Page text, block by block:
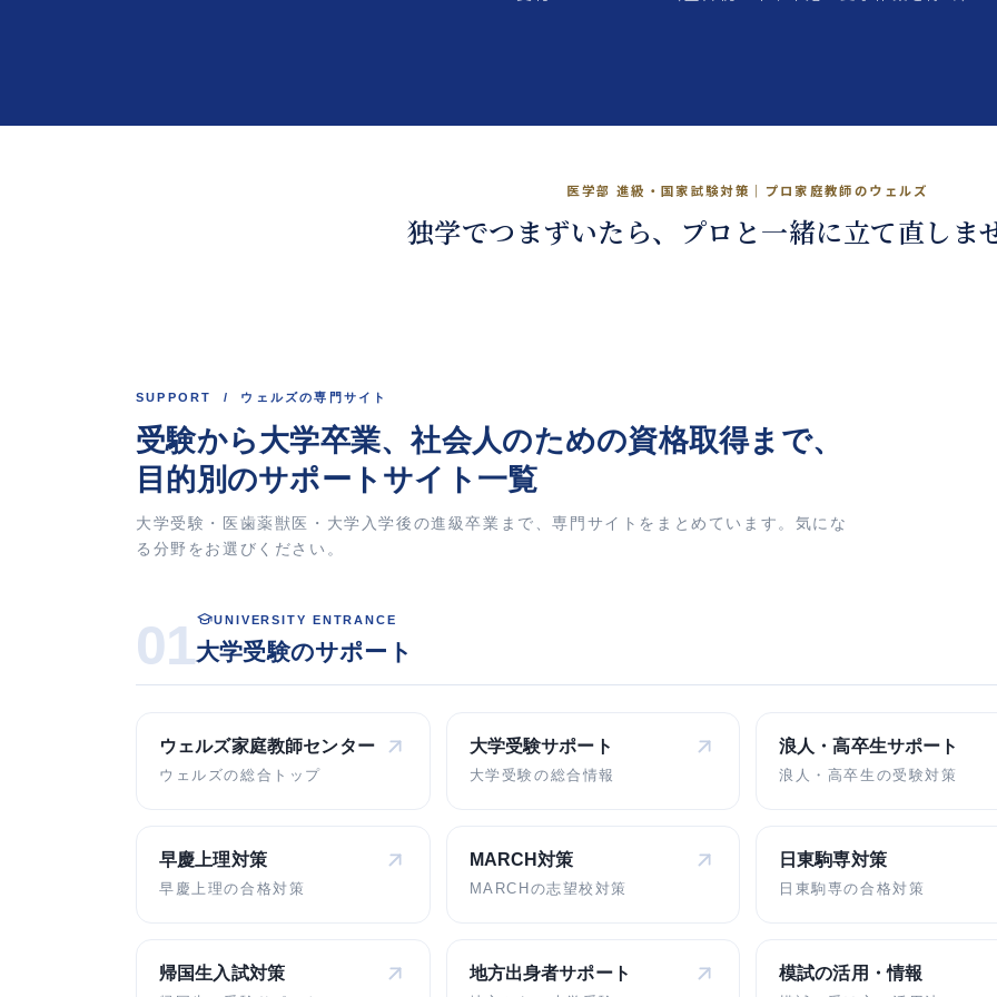
医学部 進級・国家試験対策｜プロ家庭教師のウェルズ
独学でつまずいたら、プロと一緒に立て直しま
進級も、国試も、プロと。
くわしく見る →
SUPPORT / ウェルズの専門サイト
受験から大学卒業、社会人のための資格取得まで、
目的別のサポートサイト一覧
大学受験・医歯薬獣医・大学入学後の進級卒業まで、専門サイトをまとめています。気にな
る分野をお選びください。
01 UNIVERSITY ENTRANCE
大学受験のサポート
ウェルズ家庭教師センター
ウェルズの総合トップ
大学受験サポート
大学受験の総合情報
浪人・高卒生サポート
浪人・高卒生の受験対策
早慶上理対策
早慶上理の合格対策
MARCH対策
MARCHの志望校対策
日東駒専対策
日東駒専の合格対策
帰国生入試対策 地方出身者サポート 模試の活用・情報